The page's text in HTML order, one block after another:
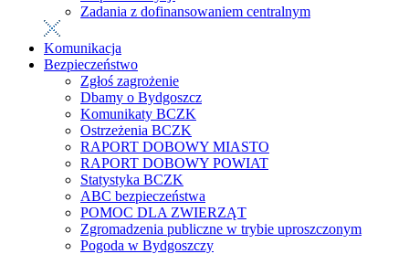
Zadania z dofinansowaniem centralnym
Komunikacja
Bezpieczeństwo
Zgłoś zagrożenie
Dbamy o Bydgoszcz
Komunikaty BCZK
Ostrzeżenia BCZK
RAPORT DOBOWY MIASTO
RAPORT DOBOWY POWIAT
Statystyka BCZK
ABC bezpieczeństwa
POMOC DLA ZWIERZĄT
Zgromadzenia publiczne w trybie uproszczonym
Pogoda w Bydgoszczy